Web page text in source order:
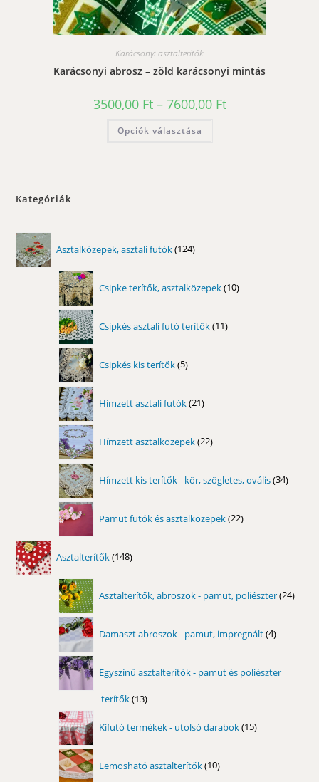
Karácsonyi asztalterítők
Karácsonyi abrosz – zöld karácsonyi mintás
3500,00 Ft – 7600,00 FtÁrtartomány:
3500,00 Ft
Opciók választása
Kategóriák
Asztalközepek, asztali futók 124
termék
Csipke terítők, asztalközepek 10
termék
Csipkés asztali futó terítők 11
termék
Csipkés kis terítők 5
termék
Hímzett asztali futók 21
termék
Hímzett asztalközepek 22
termék
Hímzett kis terítők - kör, szögletes, ovális 34
termék
Pamut futók és asztalközepek 22
termék
Asztalterítők 148
termék
Asztalterítők, abroszok - pamut, poliészter 24
Damaszt abroszok - pamut, impregnált 4
termék
Egyszínű asztalterítők - pamut és poliészter
terítők 1313
Kifutó termékek - utolsó darabok 15
termék
Lemosható asztalterítők 10
termék